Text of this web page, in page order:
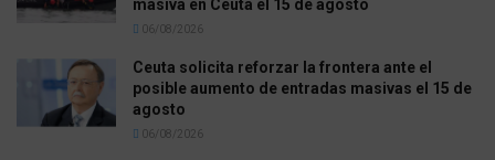
masiva en Ceuta el 15 de agosto
06/08/2026
Ceuta solicita reforzar la frontera ante el
posible aumento de entradas masivas el 15 de
agosto
06/08/2026